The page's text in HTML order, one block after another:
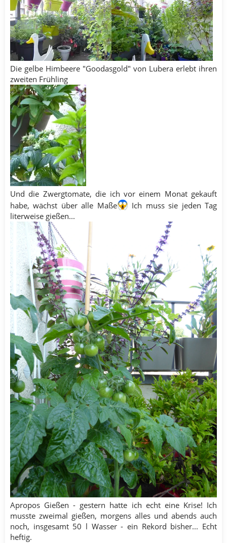
Die gelbe Himbeere "Goodasgold" von Lubera erlebt ihren
zweiten Frühling
Und die Zwergtomate, die ich vor einem Monat gekauft
habe, wächst über alle Maße
Ich muss sie jeden Tag
literweise gießen...
Apropos Gießen - gestern hatte ich echt eine Krise! Ich
musste zweimal gießen, morgens alles und abends auch
noch, insgesamt 50 l Wasser - ein Rekord bisher... Echt
heftig.​